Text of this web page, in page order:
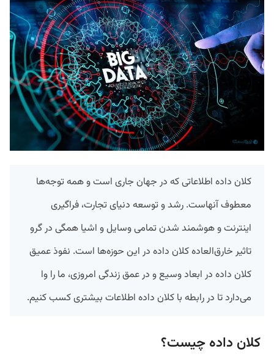
کلان داده اطلاعاتی که در جهان جاری است و همه توجه‌ها
معطوف آنهاست. رشد و توسعه دنیای تجارت، فراگیری
اینترنت و هوشمند شدن تمامی وسایل و اشیا همگی در گرو
تاثیر خارق‌العاده کلان داده در این حوزه‌ها است. نفوذ عمیق
کلان داده در ابعاد وسیع و در عمق زندگی امروزی، ما را وا
می‌دارد تا در رابطه با کلان داده اطلاعات بیشتری کسب کنیم.
کلان داده چیست؟